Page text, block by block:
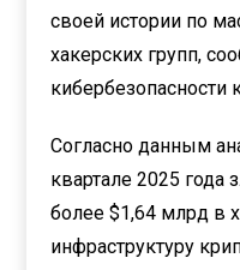
своей истории по
хакерских групп,
кибербезопасности
Согласно данным
квартале 2025
более $1,64 млрд в
инфраструктуру